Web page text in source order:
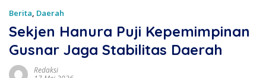
Berita, Daerah
Sekjen Hanura Puji Kepemimpinan
Gusnar Jaga Stabilitas Daerah
Redaksi